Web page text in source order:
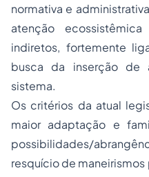
normativa e
atenção
indiretos, fortemente
busca da inserção de
sistema.
Os critérios da atual
maior adaptação e
possibilidades/
resquício de